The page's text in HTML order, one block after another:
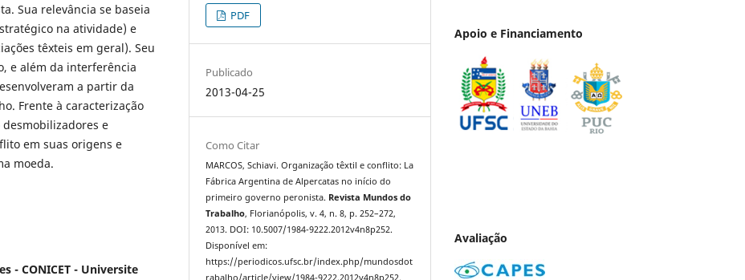
Sua relevância se baseia
na atividade) e
têxteis em geral). Seu
e além da interferência
a partir da
Frente à caracterização
e
em suas origens e
moeda.
- CONICET - Universite
PDF
Publicado
2013-04-25
Como Citar
MARCOS, Schiavi. Organização têxtil e conflito: La
Fábrica Argentina de Alpercatas no início do
primeiro governo peronista. Revista Mundos do
Trabalho, Florianópolis, v. 4, n. 8, p. 252–272,
2013. DOI: 10.5007/1984-9222.2012v4n8p252.
Disponível em:
https://periodicos.ufsc.br/index.php/mundosdot
rabalho/article/view/1984-9222.2012v4n8p252.
Apoio e Financiamento
Avaliação